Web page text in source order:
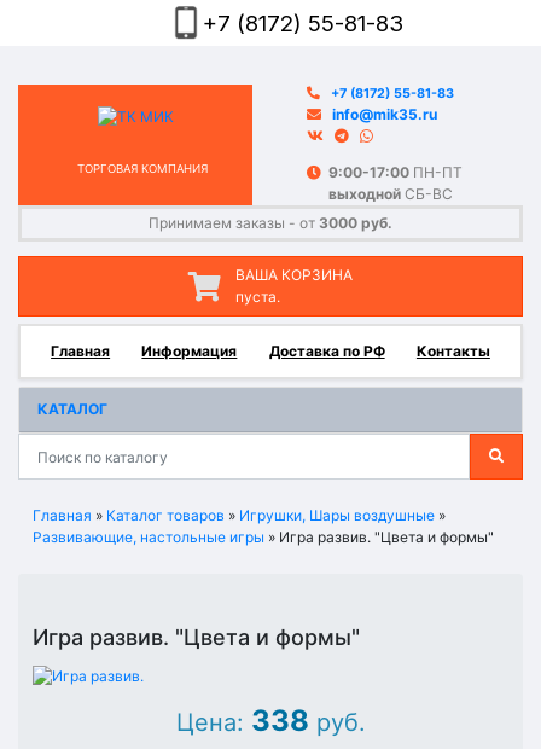
+7 (8172) 55-81-83
ТОРГОВАЯ КОМПАНИЯ
Принимаем заказы - от 3000 руб.
+7 (8172) 55-81-83
info@mik35.ru
9:00-17:00 ПН-ПТ
выходной СБ-ВС
ВАША КОРЗИНА
пуста.
Главная Информация Доставка по РФ Контакты
КАТАЛОГ
Главная » Каталог товаров » Игрушки, Шары воздушные »
Развивающие, настольные игры » Игра развив. "Цвета и формы"
Игра развив. "Цвета и формы"
Цена: 338 руб.